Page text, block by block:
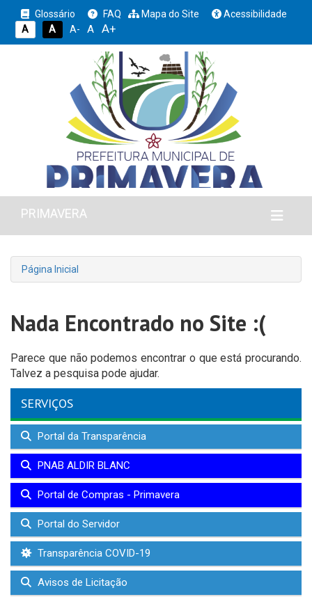
Glossário FAQ Mapa do Site
Acessibilidade
A
A A- A A+
PRIMAVERA
Página Inicial
Nada Encontrado no Site :(
Parece que não podemos encontrar o que está procurando.
Talvez a pesquisa pode ajudar.
SERVIÇOS
Portal da Transparência
PNAB ALDIR BLANC
Portal de Compras - Primavera
Portal do Servidor
Transparência COVID-19
Avisos de Licitação